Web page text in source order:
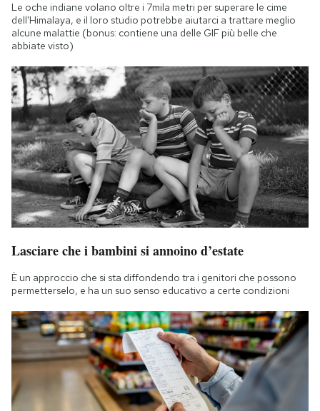
Le oche indiane volano oltre i 7mila metri per superare le cime
dell'Himalaya, e il loro studio potrebbe aiutarci a trattare meglio
alcune malattie (bonus: contiene una delle GIF più belle che
abbiate visto)
Lasciare che i bambini si annoino d’estate
È un approccio che si sta diffondendo tra i genitori che possono
permetterselo, e ha un suo senso educativo a certe condizioni